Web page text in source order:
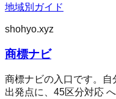
地域別ガイド
shohyo.xyz
商標ナビ
商標ナビの入口です。
出発点に、45区分対応